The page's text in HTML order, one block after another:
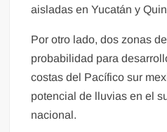
aisladas en Yucatán y
Por otro lado, dos zonas
probabilidad para
costas del Pacífico sur
potencial de lluvias en el
nacional.